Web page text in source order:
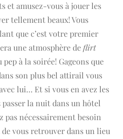
et amusez-vous à jouer les
tellement beaux! Vous
que c’est votre premier
une atmosphère deflirt
à la soirée! Gageons que
son plus bel attirail vous
lui… Et si vous en avez les
la nuit dans un hôtel
pas nécessairement besoin
vous retrouver dans un lieu